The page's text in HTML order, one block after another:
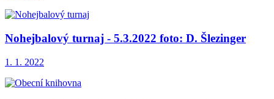
Nohejbalový turnaj - 5.3.2022 foto: D. Šlezinger
1. 1. 2022